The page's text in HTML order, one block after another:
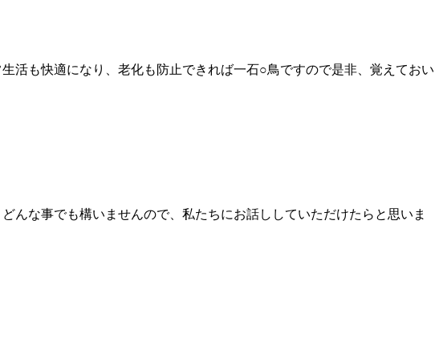
活も快適になり、老化も防止できれば一石○鳥ですので是非、覚えておい
んな事でも構いませんので、私たちにお話ししていただけたらと思いま